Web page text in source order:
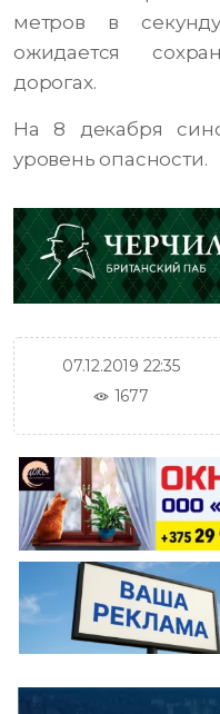
метров в
ожидается
дорогах.
На 8 декабря
уровень опасности.
07.12.2019 22:35
1677